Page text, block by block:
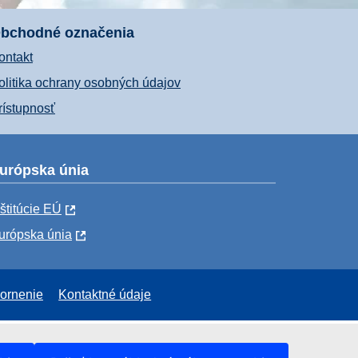
označenia
ochrany osobných údajov
únia
EÚ
únia
Kontaktné údaje